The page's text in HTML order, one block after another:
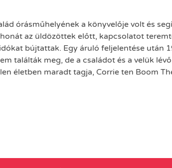
órásműhelyének a könyvelője volt és
az üldözöttek előtt, kapcsolatot
bújtattak. Egy áruló feljelentése után
találták meg, de a családot és a velük
életben maradt tagja, Corrie ten Boom